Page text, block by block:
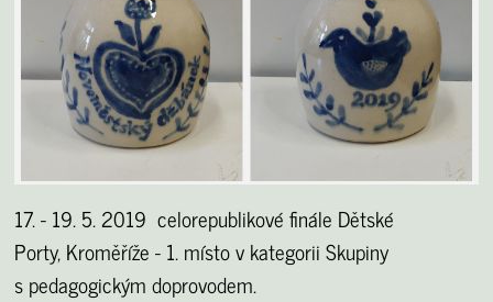
17. - 19. 5. 2019 celorepublikové finále Dětské
Porty, Kroměříže - 1. místo v kategorii Skupiny
s pedagogickým doprovodem.